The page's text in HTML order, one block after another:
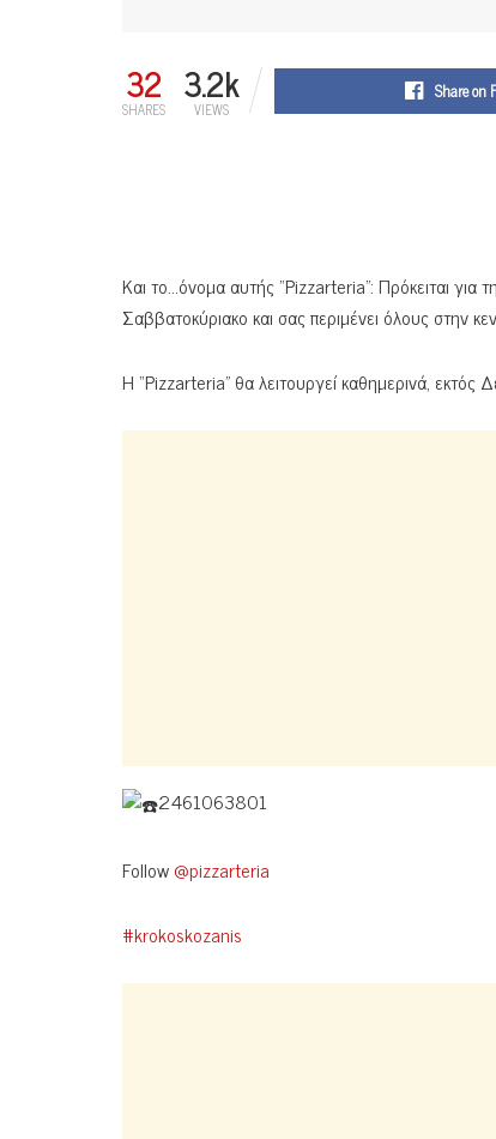
32
SHARES 3.2k
VIEWS
Share on
Και το…όνομα αυτής “Pizzarteria”: Πρόκειται για
Σαββατοκύριακο και σας περιμένει όλους στην
Η “Pizzarteria” θα λειτουργεί καθημερινά, εκτός
2461063801
Follow@pizzarteria
#krokoskozanis